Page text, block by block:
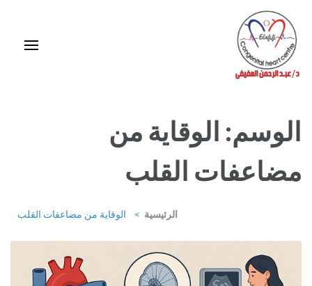
المحتوى
(اضغط
Enter)
الوسم: الوقاية من
مضاعفات القلب
الرئيسية > الوقاية من مضاعفات القلب